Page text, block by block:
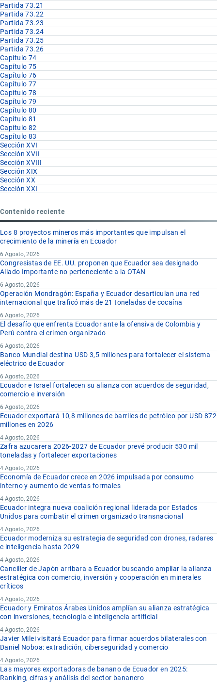
Partida 73.21
Partida 73.22
Partida 73.23
Partida 73.24
Partida 73.25
Partida 73.26
Capítulo 74
Capítulo 75
Capítulo 76
Capítulo 77
Capítulo 78
Capítulo 79
Capítulo 80
Capítulo 81
Capítulo 82
Capítulo 83
Sección XVI
Sección XVII
Sección XVIII
Sección XIX
Sección XX
Sección XXI
Contenido reciente
Los 8 proyectos mineros más importantes que impulsan el
crecimiento de la minería en Ecuador
6 Agosto, 2026
Congresistas de EE. UU. proponen que Ecuador sea designado
Aliado Importante no perteneciente a la OTAN
6 Agosto, 2026
Operación Mondragón: España y Ecuador desarticulan una red
internacional que traficó más de 21 toneladas de cocaína
6 Agosto, 2026
El desafío que enfrenta Ecuador ante la ofensiva de Colombia y
Perú contra el crimen organizado
6 Agosto, 2026
Banco Mundial destina USD 3,5 millones para fortalecer el sistema
eléctrico de Ecuador
6 Agosto, 2026
Ecuador e Israel fortalecen su alianza con acuerdos de seguridad,
comercio e inversión
6 Agosto, 2026
Ecuador exportará 10,8 millones de barriles de petróleo por USD 872
millones en 2026
4 Agosto, 2026
Zafra azucarera 2026-2027 de Ecuador prevé producir 530 mil
toneladas y fortalecer exportaciones
4 Agosto, 2026
Economía de Ecuador crece en 2026 impulsada por consumo
interno y aumento de ventas formales
4 Agosto, 2026
Ecuador integra nueva coalición regional liderada por Estados
Unidos para combatir el crimen organizado transnacional
4 Agosto, 2026
Ecuador moderniza su estrategia de seguridad con drones, radares
e inteligencia hasta 2029
4 Agosto, 2026
Canciller de Japón arribara a Ecuador buscando ampliar la alianza
estratégica con comercio, inversión y cooperación en minerales
críticos
4 Agosto, 2026
Ecuador y Emiratos Árabes Unidos amplían su alianza estratégica
con inversiones, tecnología e inteligencia artificial
4 Agosto, 2026
Javier Milei visitará Ecuador para firmar acuerdos bilaterales con
Daniel Noboa: extradición, ciberseguridad y comercio
4 Agosto, 2026
Las mayores exportadoras de banano de Ecuador en 2025:
Ranking, cifras y análisis del sector bananero